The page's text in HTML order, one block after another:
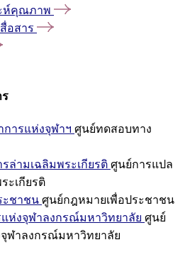
ห์คุณภาพ
อสาร
ารแห่งจุฬาฯ ศูนย์ทดสอบทาง
ล่ามเฉลิมพระเกียรติ ศูนย์การแปล
ะเกียรติ
ะชาชน ศูนย์กฎหมายเพื่อประชาชน
ห่งจุฬาลงกรณ์มหาวิทยาลัย ศูนย์
ฬาลงกรณ์มหาวิทยาลัย